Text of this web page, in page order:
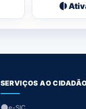
SERVIÇOS AO